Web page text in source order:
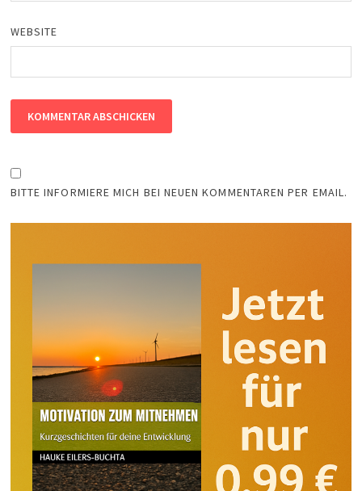
WEBSITE
BITTE INFORMIERE MICH BEI NEUEN KOMMENTAREN PER EMAIL.